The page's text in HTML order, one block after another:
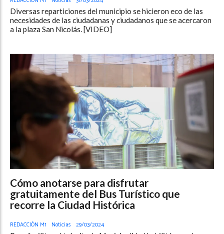
Diversas reparticiones del municipio se hicieron eco de las
necesidades de las ciudadanas y ciudadanos que se acercaron
a la plaza San Nicolás. [VIDEO]
Cómo anotarse para disfrutar
gratuitamente del Bus Turístico que
recorre la Ciudad Histórica
REDACCIÓN M1 Noticias 29/03/2024